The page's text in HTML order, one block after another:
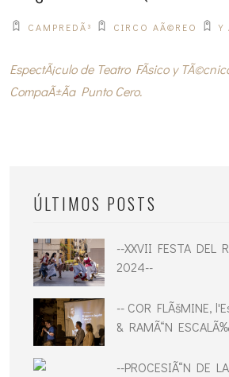
CAMPREDÃ³ CIRCO AÃ©REO Y
EspectÃ¡culo de Teatro FÃ­sico y
CompaÃ±Ã­a Punto Cero.
ÚLTIMOS POSTS
--XXVII FESTA DEL
2024--
-- COR FLÃšMINE,
& RAMÃ“N
--PROCESIÃ“N DE